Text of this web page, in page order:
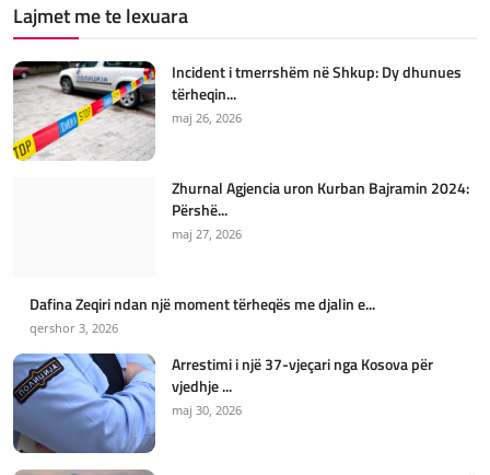
Lajmet me te lexuara
Incident i tmerrshëm në Shkup: Dy dhunues
tërheqin...
maj 26, 2026
Zhurnal Agjencia uron Kurban Bajramin 2024:
Përshë...
maj 27, 2026
Dafina Zeqiri ndan një moment tërheqës me djalin e...
qershor 3, 2026
Arrestimi i një 37-vjeçari nga Kosova për
vjedhje ...
maj 30, 2026